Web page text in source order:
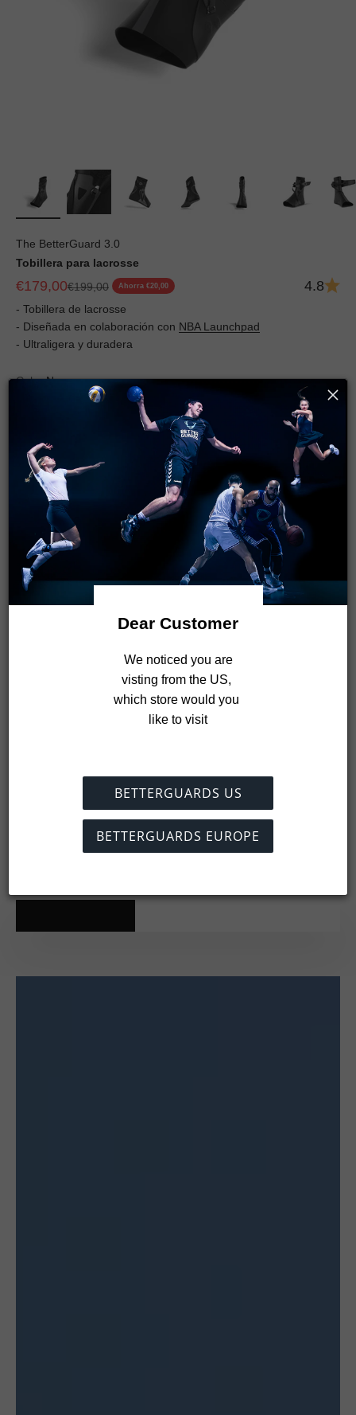
The BetterGuard 3.0
Tobillera para lacrosse
Precio de oferta
€179,00Precio normal
€199,00 Ahorra €20,00 4.8
- Tobillera de lacrosse
- Diseñada en colaboración con NBA Launchpad
- Ultraligera y duradera
Color:Negro
Talla:S
S M XL
Izquierda
Izquierda Derecha Par
Guía de tallas
Añadir a la cesta
Dear Customer
visting from the US,
which store would you
like to visit
BETTERGUARDS US
BETTERGUARDS EUROPE